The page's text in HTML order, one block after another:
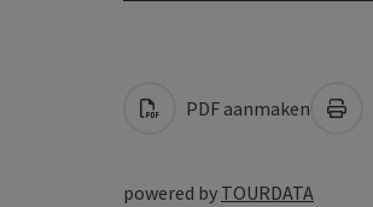
PDF aanmaken
powered by TOURDATA